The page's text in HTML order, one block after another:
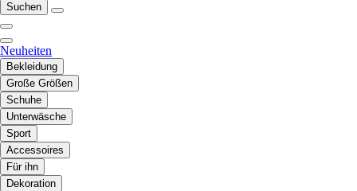
Suchen
Neuheiten
Bekleidung
Große Größen
Schuhe
Unterwäsche
Sport
Accessoires
Für ihn
Dekoration